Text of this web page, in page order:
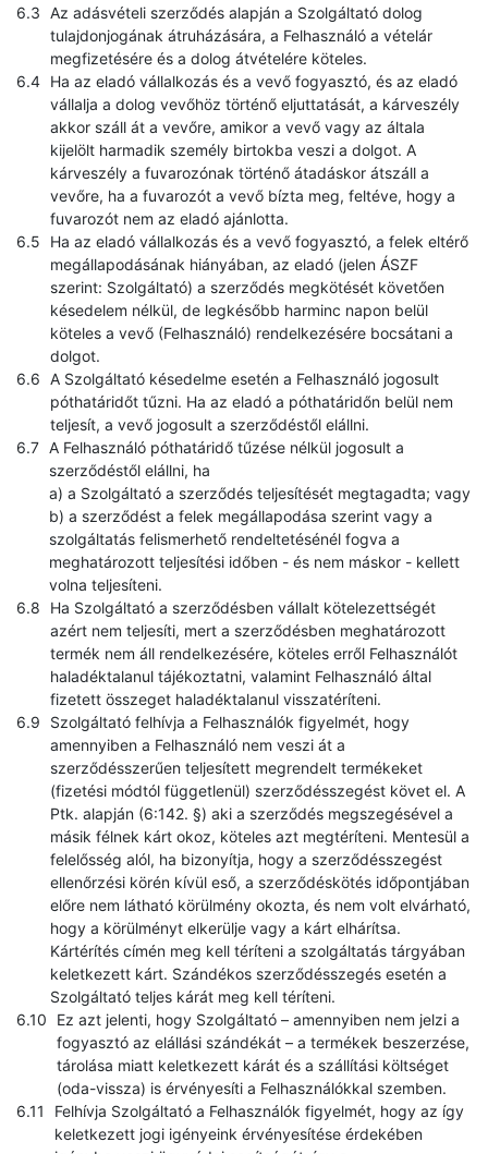
Az adásvételi szerződés alapján a Szolgáltató dolog
tulajdonjogának átruházására, a Felhasználó a vételár
megfizetésére és a dolog átvételére köteles.
Ha az eladó vállalkozás és a vevő fogyasztó, és az eladó
vállalja a dolog vevőhöz történő eljuttatását, a kárveszély
akkor száll át a vevőre, amikor a vevő vagy az általa
kijelölt harmadik személy birtokba veszi a dolgot. A
kárveszély a fuvarozónak történő átadáskor átszáll a
vevőre, ha a fuvarozót a vevő bízta meg, feltéve, hogy a
fuvarozót nem az eladó ajánlotta.
Ha az eladó vállalkozás és a vevő fogyasztó, a felek eltérő
megállapodásának hiányában, az eladó (jelen ÁSZF
szerint: Szolgáltató) a szerződés megkötését követően
késedelem nélkül, de legkésőbb harminc napon belül
köteles a vevő (Felhasználó) rendelkezésére bocsátani a
dolgot.
A Szolgáltató késedelme esetén a Felhasználó jogosult
póthatáridőt tűzni. Ha az eladó a póthatáridőn belül nem
teljesít, a vevő jogosult a szerződéstől elállni.
A Felhasználó póthatáridő tűzése nélkül jogosult a
szerződéstől elállni, ha
a) a Szolgáltató a szerződés teljesítését megtagadta; vagy
b) a szerződést a felek megállapodása szerint vagy a
szolgáltatás felismerhető rendeltetésénél fogva a
meghatározott teljesítési időben - és nem máskor - kellett
volna teljesíteni.
Ha Szolgáltató a szerződésben vállalt kötelezettségét
azért nem teljesíti, mert a szerződésben meghatározott
termék nem áll rendelkezésére, köteles erről Felhasználót
haladéktalanul tájékoztatni, valamint Felhasználó által
fizetett összeget haladéktalanul visszatéríteni.
Szolgáltató felhívja a Felhasználók figyelmét, hogy
amennyiben a Felhasználó nem veszi át a
szerződésszerűen teljesített megrendelt termékeket
(fizetési módtól függetlenül) szerződésszegést követ el. A
Ptk. alapján (6:142. §) aki a szerződés megszegésével a
másik félnek kárt okoz, köteles azt megtéríteni. Mentesül a
felelősség alól, ha bizonyítja, hogy a szerződésszegést
ellenőrzési körén kívül eső, a szerződéskötés időpontjában
előre nem látható körülmény okozta, és nem volt elvárható,
hogy a körülményt elkerülje vagy a kárt elhárítsa.
Kártérítés címén meg kell téríteni a szolgáltatás tárgyában
keletkezett kárt. Szándékos szerződésszegés esetén a
Szolgáltató teljes kárát meg kell téríteni.
Ez azt jelenti, hogy Szolgáltató – amennyiben nem jelzi a
fogyasztó az elállási szándékát – a termékek beszerzése,
tárolása miatt keletkezett kárát és a szállítási költséget
(oda-vissza) is érvényesíti a Felhasználókkal szemben.
Felhívja Szolgáltató a Felhasználók figyelmét, hogy az így
keletkezett jogi igényeink érvényesítése érdekében